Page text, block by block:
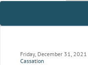
Friday, December 31, 2021
Cassation